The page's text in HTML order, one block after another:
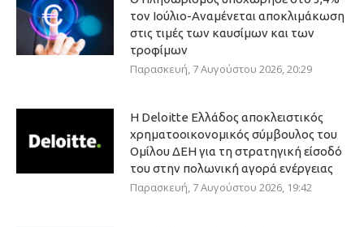
τον Ιούλιο-Αναμένεται αποκλιμάκωση
στις τιμές των καυσίμων και των
τροφίμων
Παρασκευή, 7 Αυγούστου 2026, 20:29
Η Deloitte Ελλάδος αποκλειστικός
χρηματοοικονομικός σύμβουλος του
Ομίλου ΔΕΗ για τη στρατηγική είσοδό
του στην πολωνική αγορά ενέργειας
Παρασκευή, 7 Αυγούστου 2026, 19:42